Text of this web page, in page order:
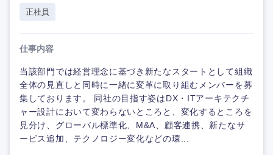
正社員
仕事内容
当該部門では経営理念に基づき新たなスタートとして組織
全体の見直しと同時に一緒に変革に取り組むメンバーを募
集しております。 同社の目指す姿はDX・ITアーキテクチ
ャー設計において変わらないところと、変化するところを
見分け、グローバル標準化、M&A、顧客連携、新たなサ
ービス追加、テクノロジー変化などの環...